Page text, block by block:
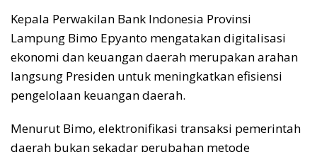
Kepala Perwakilan Bank Indonesia Provinsi
Lampung Bimo Epyanto mengatakan digitalisasi
ekonomi dan keuangan daerah merupakan arahan
langsung Presiden untuk meningkatkan efisiensi
pengelolaan keuangan daerah.
Menurut Bimo, elektronifikasi transaksi pemerintah
daerah bukan sekadar perubahan metode